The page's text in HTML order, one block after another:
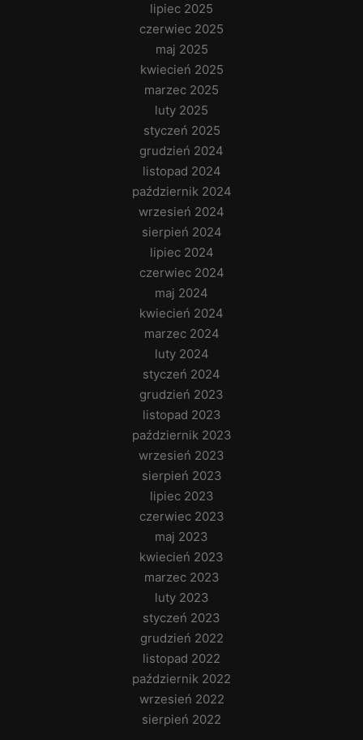
lipiec 2025
czerwiec 2025
maj 2025
kwiecień 2025
marzec 2025
luty 2025
styczeń 2025
grudzień 2024
listopad 2024
październik 2024
wrzesień 2024
sierpień 2024
lipiec 2024
czerwiec 2024
maj 2024
kwiecień 2024
marzec 2024
luty 2024
styczeń 2024
grudzień 2023
listopad 2023
październik 2023
wrzesień 2023
sierpień 2023
lipiec 2023
czerwiec 2023
maj 2023
kwiecień 2023
marzec 2023
luty 2023
styczeń 2023
grudzień 2022
listopad 2022
październik 2022
wrzesień 2022
sierpień 2022